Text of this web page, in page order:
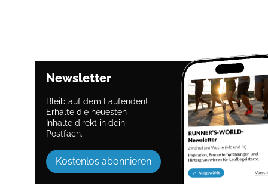
Newsletter
Bleib auf dem Laufenden!
Erhalte die neuesten
Inhalte direkt in dein
Postfach.
Kostenlos abonnieren